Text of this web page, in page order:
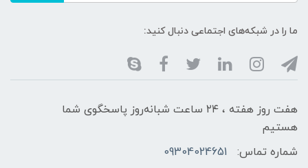
ما را در شبکه‌های اجتماعی دنبال کنید:
هفت روز هفته ، ۲۴ ساعت شبانه‌روز پاسخگوی شما
هستیم
شماره تماس:
09304024651